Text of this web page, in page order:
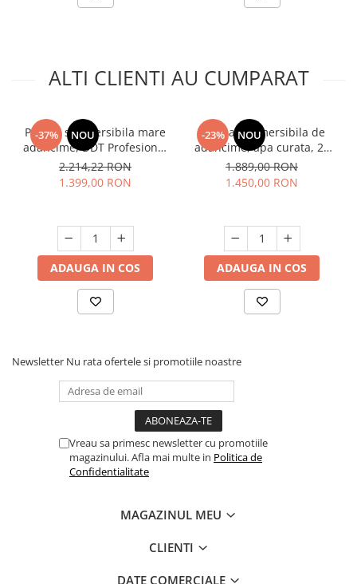
ALTI CLIENTI AU CUMPARAT
-37% NOU
Pompa submersibila mare
adancime, DDT Profesional
4SDM2/24, refulare 200m,
24 turbine,12m³/h, cablu
15m, 2500w
2.214,22 RON
1.399,00 RON
ADAUGA IN COS
-23% NOU
Pompa submersibila de
adancime, apa curata, 24
turbine, cupru, cablu 30m,
2000W, 12 m³/h, 1" tol, DDT
4QJD2-24
1.889,00 RON
1.450,00 RON
ADAUGA IN COS
Newsletter Nu rata ofertele si promotiile noastre
Vreau sa primesc newsletter cu promotiile
magazinului. Afla mai multe in Politica de
Confidentialitate
MAGAZINUL MEU
CLIENTI
DATE COMERCIALE